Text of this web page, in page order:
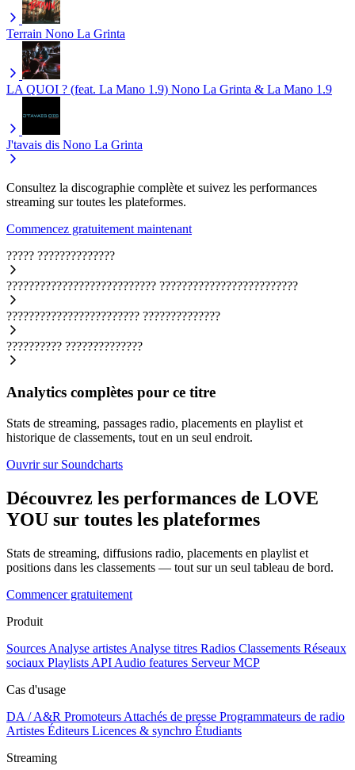
Terrain Nono La Grinta
LA QUOI ? (feat. La Mano 1.9) Nono La Grinta & La Mano 1.9
J'tavais dis Nono La Grinta
Consultez la discographie complète et suivez les performances
streaming sur toutes les plateformes.
Commencez gratuitement maintenant
????? ??????????????
??????????????????????????? ?????????????????????????
???????????????????????? ??????????????
?????????? ??????????????
Analytics complètes pour ce titre
Stats de streaming, passages radio, placements en playlist et
historique de classements, tout en un seul endroit.
Ouvrir sur Soundcharts
Découvrez les performances de LOVE
YOU sur toutes les plateformes
Stats de streaming, diffusions radio, placements en playlist et
positions dans les classements — tout sur un seul tableau de bord.
Commencer gratuitement
Produit
Sources Analyse artistes Analyse titres Radios Classements Réseaux
sociaux Playlists API Audio features Serveur MCP
Cas d'usage
DA / A&R Promoteurs Attachés de presse Programmateurs de radio
Artistes Éditeurs Licences & synchro Étudiants
Streaming